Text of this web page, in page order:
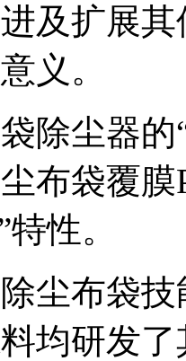
及扩展
义。
尘器的“
布袋覆
性。
布袋技
均研发